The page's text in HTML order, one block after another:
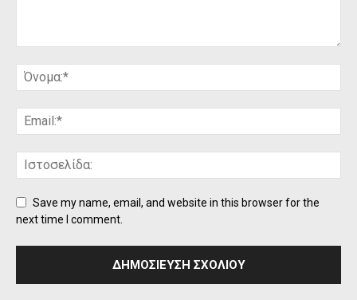
Save my name, email, and website in this browser for the
next time I comment.